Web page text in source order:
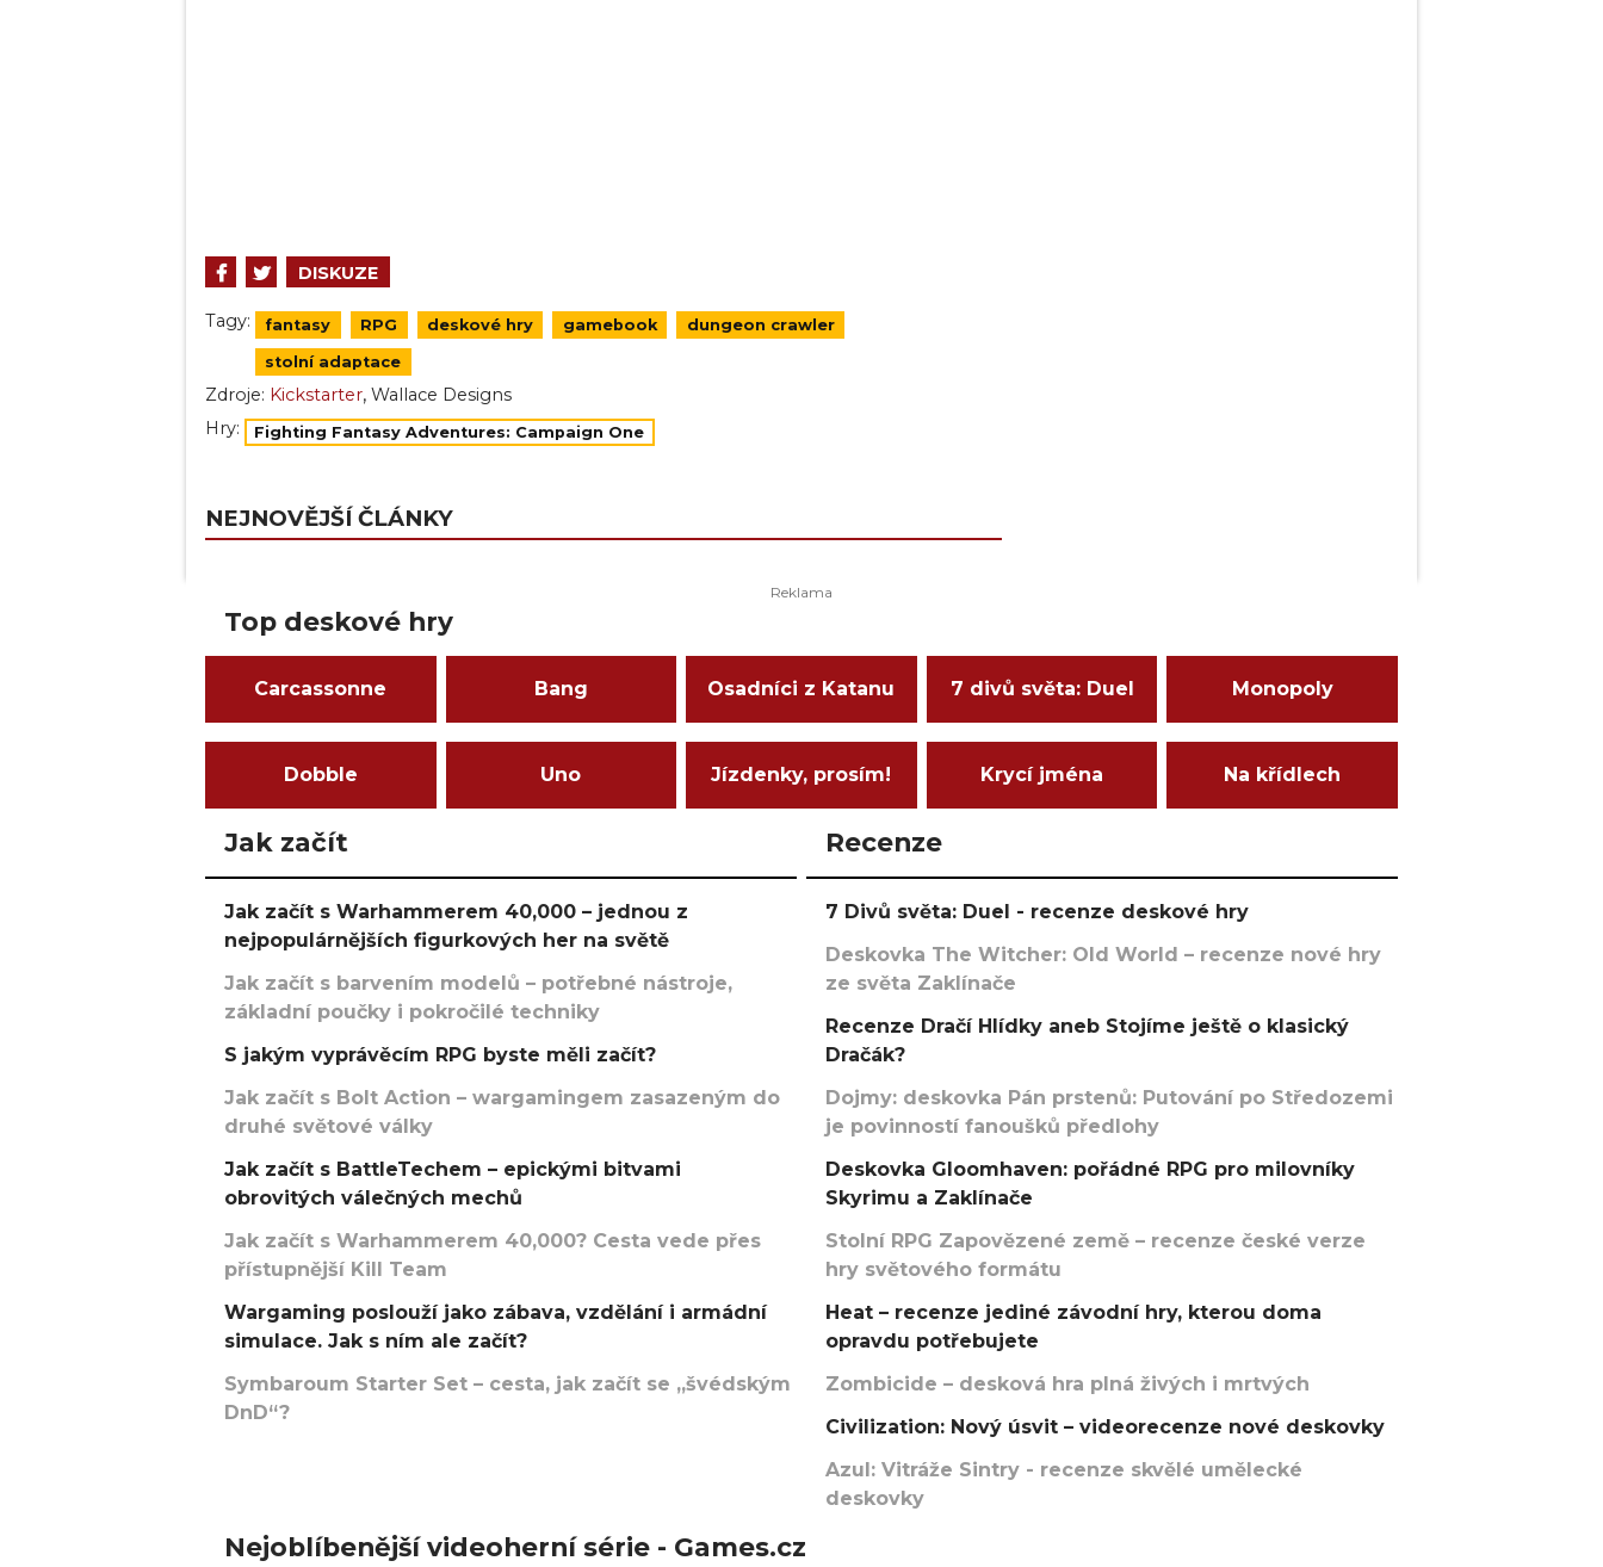
DISKUZE
Tagy: fantasy RPG deskové hry gamebook dungeon crawler
stolní adaptace
Zdroje: Kickstarter, Wallace Designs
Hry:
Fighting Fantasy Adventures: Campaign One
NEJNOVĚJŠÍ ČLÁNKY
Top deskové hry
Carcassonne Bang Osadníci z Katanu 7 divů světa: Duel Monopoly
Dobble Uno Jízdenky, prosím! Krycí jména Na křídlech
Jak začít
Jak začít s Warhammerem 40,000 – jednou z
nejpopulárnějších figurkových her na světě
Jak začít s barvením modelů – potřebné nástroje,
základní poučky i pokročilé techniky
S jakým vyprávěcím RPG byste měli začít?
Jak začít s Bolt Action – wargamingem zasazeným do
druhé světové války
Jak začít s BattleTechem – epickými bitvami
obrovitých válečných mechů
Jak začít s Warhammerem 40,000? Cesta vede přes
přístupnější Kill Team
Wargaming poslouží jako zábava, vzdělání i armádní
simulace. Jak s ním ale začít?
Symbaroum Starter Set – cesta, jak začít se „švédským
DnD“?
Recenze
7 Divů světa: Duel - recenze deskové hry
Deskovka The Witcher: Old World – recenze nové hry
ze světa Zaklínače
Recenze Dračí Hlídky aneb Stojíme ještě o klasický
Dračák?
Dojmy: deskovka Pán prstenů: Putování po Středozemi
je povinností fanoušků předlohy
Deskovka Gloomhaven: pořádné RPG pro milovníky
Skyrimu a Zaklínače
Stolní RPG Zapovězené země – recenze české verze
hry světového formátu
Heat – recenze jediné závodní hry, kterou doma
opravdu potřebujete
Zombicide – desková hra plná živých i mrtvých
Civilization: Nový úsvit – videorecenze nové deskovky
Azul: Vitráže Sintry - recenze skvělé umělecké
deskovky
Nejoblíbenější videoherní série - Games.cz